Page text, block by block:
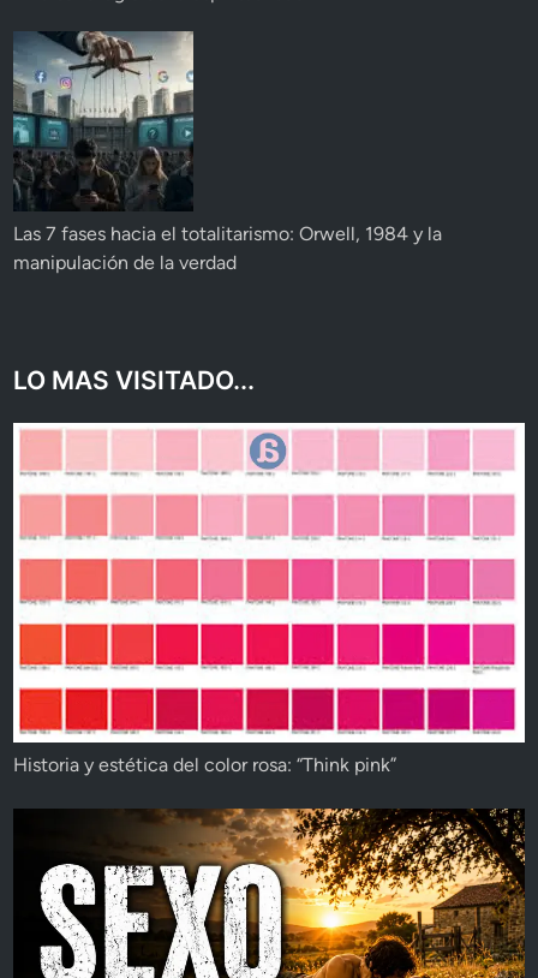
Las 7 fases hacia el totalitarismo: Orwell, 1984 y la
manipulación de la verdad
LO MAS VISITADO...
Historia y estética del color rosa: “Think pink”